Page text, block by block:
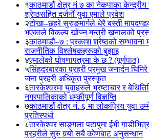
१काठमाडौं क्षेत्र नं ७ का नेकपाका केन्द्रीय
श्रेष्ठसहित दर्जनौं युवा एमाले प्रवेश
२टोखा–छहरे सुरुङमार्गले धेरै बस्ती
भएकाले विकल्प खोज्न मन्त्री खनालको
३काठमाडौं–७ : प्रकाश श्रेष्ठको सम्भावना
राजनीतिक विश्लेषकहरूको बुझाइ
४एमालेको घोषणापत्रमा के छ ? (पूर्णपाठ)
५सिंहदरबारका प्रहरी प्रमुख जनार्दन
जना प्रहरी अधिकृत पुरस्कृत
६तारकेश्वरमा युवाहरुले भ्रष्टाचार र
नगरपालिकाको धम्कीपूर्ण विज्ञप्ति
७काठमाडौं क्षेत्र नं. ६ मा लोकप्रिय युवा
प्रतिस्पर्धा
८तारकेश्वर साङ्गला पटापुमा ईभी
प्रहरीले सुरु गर्‍यो सबै कोणबाट अनुसन्धान